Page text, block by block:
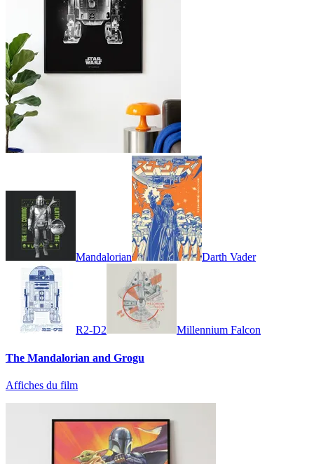
Mandalorian Darth Vader
R2-D2 Millennium Falcon
The Mandalorian and Grogu
Affiches du film